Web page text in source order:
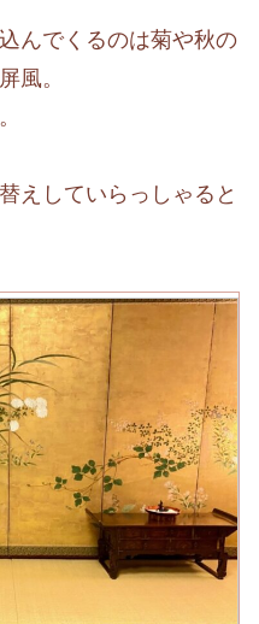
んでくるのは菊や秋の
風。
えしていらっしゃると